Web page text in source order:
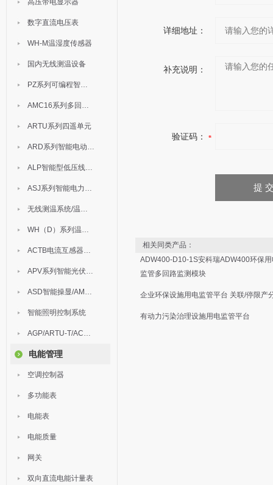
高压带电显示器
数字直流电压表
WH-M温湿度传感器
国内无线测温设备
PZ系列可编程智能表
AMC16系列多回路监控装置
ARTU系列四遥单元
ARD系列智能电动机保护器
ALP智能型低压线路保护装置
ASJ系列智能电力继电器
无线测温系统/温度巡检
WH（D）系列温湿度控制器
ACTB电流互感器过电压保护器
APV系列智能光伏汇流箱
ASD智能操显/AM中压保护
智能照明控制系统
AGP/ARTU-T/ACM/ADDC
电能管理
空调控制器
多功能表
电能表
电能质量
网关
双向直流电能计量表
详细地址：
补充说明：
验证码：
相关同类产品：
ADW400-D10-1S安科瑞ADW400环保用
监管多回路监测模块
企业环保设施用电监管平台 关联/停限产
有动力污染治理设施用电监管平台